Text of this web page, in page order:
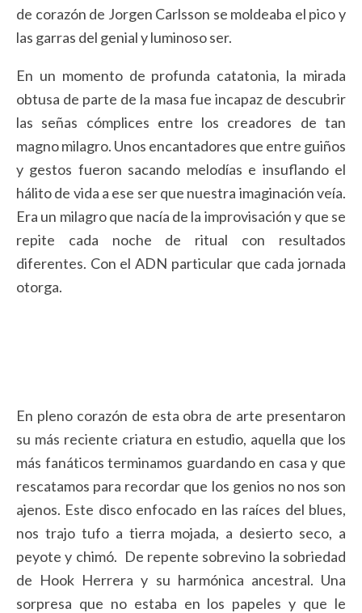
de corazón de Jorgen Carlsson se moldeaba el pico y
las garras del genial y luminoso ser.
En un momento de profunda catatonia, la mirada
obtusa de parte de la masa fue incapaz de descubrir
las señas cómplices entre los creadores de tan
magno milagro. Unos encantadores que entre guiños
y gestos fueron sacando melodías e insuflando el
hálito de vida a ese ser que nuestra imaginación veía.
Era un milagro que nacía de la improvisación y que se
repite cada noche de ritual con resultados
diferentes. Con el ADN particular que cada jornada
otorga.
En pleno corazón de esta obra de arte presentaron
su más reciente criatura en estudio, aquella que los
más fanáticos terminamos guardando en casa y que
rescatamos para recordar que los genios no nos son
ajenos. Este disco enfocado en las raíces del blues,
nos trajo tufo a tierra mojada, a desierto seco, a
peyote y chimó. De repente sobrevino la sobriedad
de Hook Herrera y su harmónica ancestral. Una
sorpresa que no estaba en los papeles y que le